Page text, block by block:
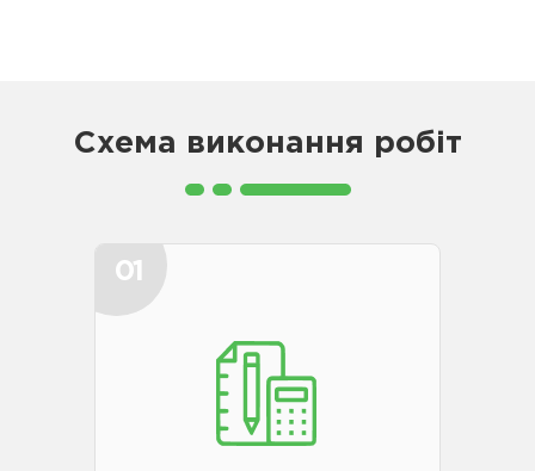
Схема виконання робіт
01